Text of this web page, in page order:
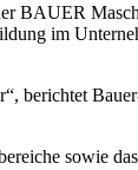
BAUER
im
berichtet
sowie